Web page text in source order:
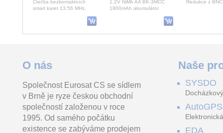
Čtečka bezkontaktních
smart karet 13.56 MHz,
sériový port RS-232 a RS-
1.2V NiMh AA BK-3MCC
1900mAh akumulátor
Redukce z
Náhradní kryt/Maketa - Ajax
MotionCam, MotionCam
(PhOD)_black.
A62 instalační krabici s
krytím IP67 pro kompaktni
PTZ
detektor
Paradox M. Ob
O nás
Společnost Eurosat CS se sídlem
v Brně je ryze českou obchodní
společností založenou v roce
1995. Od samého počátku
existence se zabýváme prodejem
Naše
SYSDO
AutoGPS
EDA